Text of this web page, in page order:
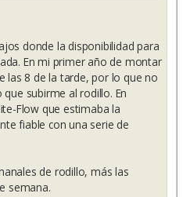
donde la disponibilidad para
En mi primer año de montar
las 8 de la tarde, por lo que no
subirme al rodillo. En
Flow que estimaba la
fiable con una serie de
de rodillo, más las
semana.